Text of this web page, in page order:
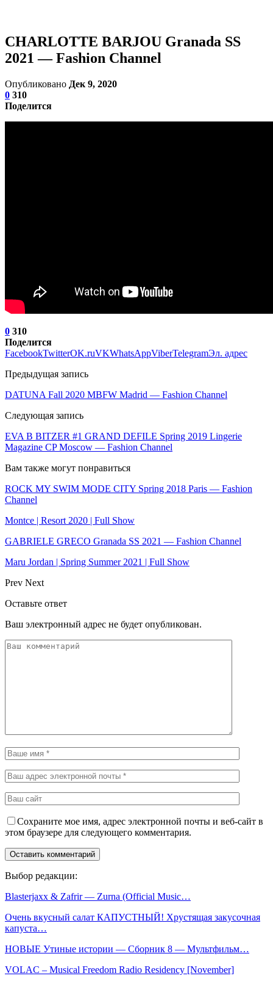
CHARLOTTE BARJOU Granada SS
2021 — Fashion Channel
Опубликовано Дек 9, 2020
0 310
Поделится
0 310
Поделится
FacebookTwitterOK.ruVKWhatsAppViberTelegramЭл. адрес
Предыдущая запись
DATUNA Fall 2020 MBFW Madrid — Fashion Channel
Следующая запись
EVA B BITZER #1 GRAND DEFILE Spring 2019 Lingerie
Magazine CP Moscow — Fashion Channel
Вам также могут понравиться
ROCK MY SWIM MODE CITY Spring 2018 Paris — Fashion
Channel
Montce | Resort 2020 | Full Show
GABRIELE GRECO Granada SS 2021 — Fashion Channel
Maru Jordan | Spring Summer 2021 | Full Show
Prev Next
Оставьте ответ
Ваш электронный адрес не будет опубликован.
Сохраните мое имя, адрес электронной почты и веб-сайт в
этом браузере для следующего комментария.
Выбор редакции:
Blasterjaxx & Zafrir — Zurna (Official Music…
Очень вкусный салат КАПУСТНЫЙ! Хрустящая закусочная
капуста…
НОВЫЕ Утиные истории — Сборник 8 — Мультфильм…
VOLAC – Musical Freedom Radio Residency [November]